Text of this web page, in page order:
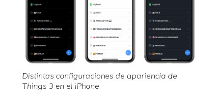
Distintas configuraciones de apariencia de
Things 3 en el iPhone